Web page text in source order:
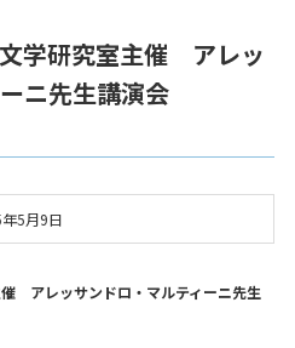
学研究室主催 アレッ
ニ先生講演会
5月9日
アレッサンドロ・マルティーニ先生